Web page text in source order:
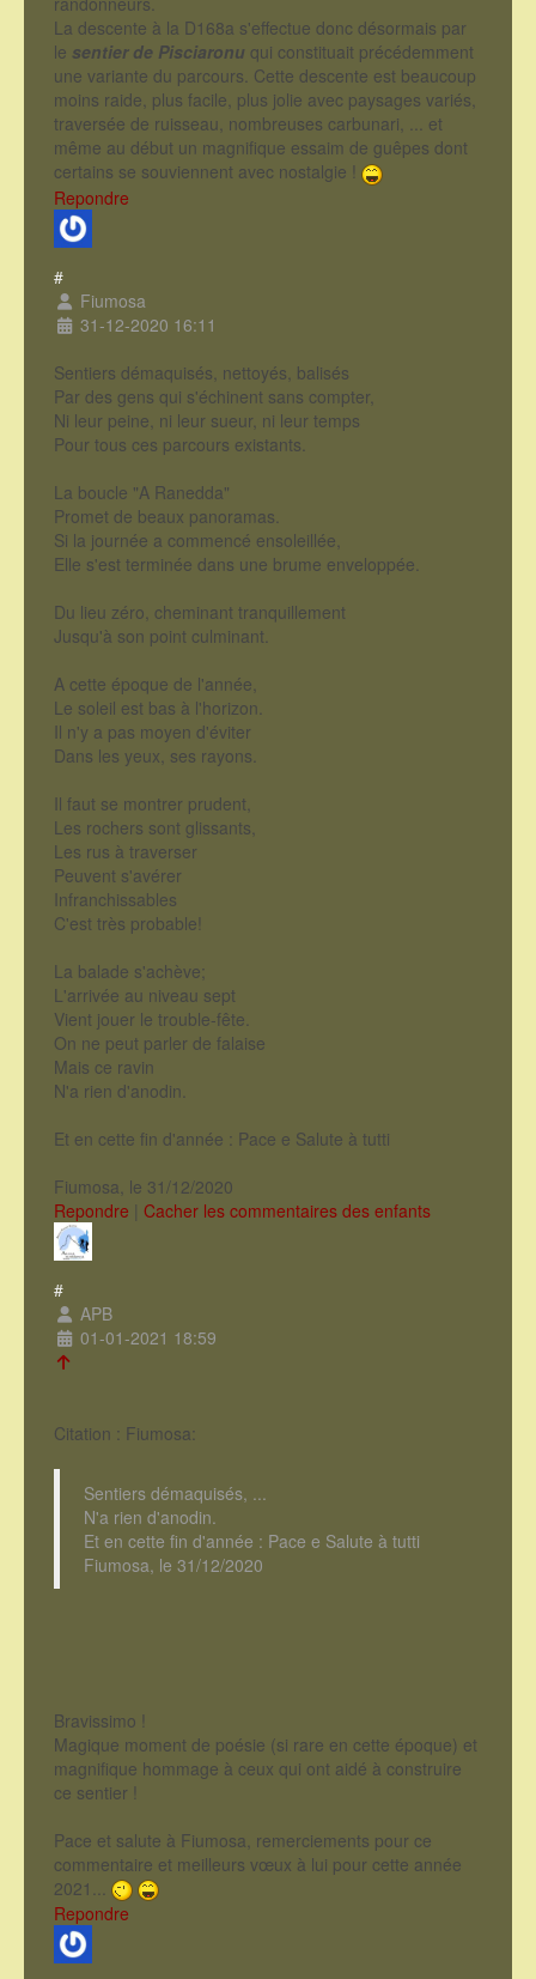
La descente à la D168a s'effectue donc désormais par
le sentier de Pisciaronu qui constituait précédemment
une variante du parcours. Cette descente est beaucoup
moins raide, plus facile, plus jolie avec paysages variés,
traversée de ruisseau, nombreuses carbunari, ... et
même au début un magnifique essaim de guêpes dont
certains se souviennent avec nostalgie !
Repondre
#
Fiumosa
31-12-2020 16:11
Sentiers démaquisés, nettoyés, balisés
Par des gens qui s'échinent sans compter,
Ni leur peine, ni leur sueur, ni leur temps
Pour tous ces parcours existants.
La boucle "A Ranedda"
Promet de beaux panoramas.
Si la journée a commencé ensoleillée,
Elle s'est terminée dans une brume enveloppée.
Du lieu zéro, cheminant tranquillement
Jusqu'à son point culminant.
A cette époque de l'année,
Le soleil est bas à l'horizon.
Il n'y a pas moyen d'éviter
Dans les yeux, ses rayons.
Il faut se montrer prudent,
Les rochers sont glissants,
Les rus à traverser
Peuvent s'avérer
Infranchissables
C'est très probable!
La balade s'achève;
L'arrivée au niveau sept
Vient jouer le trouble-fête.
On ne peut parler de falaise
Mais ce ravin
N'a rien d'anodin.
Et en cette fin d'année : Pace e Salute à tutti
Fiumosa, le 31/12/2020
Repondre
Cacher les commentaires des enfants
#
APB
01-01-2021 18:59
Citation : Fiumosa:
Sentiers démaquisés, ...
N'a rien d'anodin.
Et en cette fin d'année : Pace e Salute à tutti
Fiumosa, le 31/12/2020
Bravissimo !
Magique moment de poésie (si rare en cette époque) et
magnifique hommage à ceux qui ont aidé à construire
ce sentier !
Pace et salute à Fiumosa, remerciements pour ce
commentaire et meilleurs vœux à lui pour cette année
2021...
Repondre